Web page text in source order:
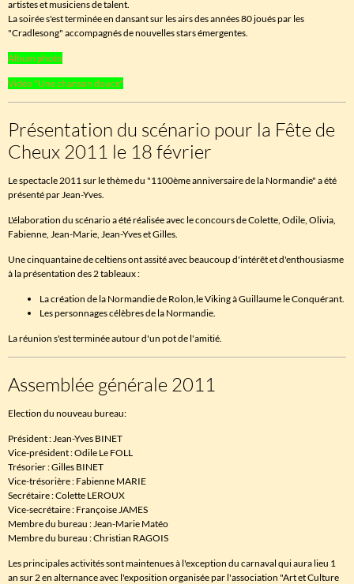
artistes et musiciens de talent.
La soirée s'est terminée en dansant sur les airs des années 80 joués par les
"Cradlesong" accompagnés de nouvelles stars émergentes.
Album photo
Vidéo "Une chanson douce"
Présentation du scénario pour la Fête de
Cheux 2011 le 18 février
Le spectacle 2011 sur le thème du "1100ème anniversaire de la Normandie" a été
présenté par Jean-Yves.
L'élaboration du scénario a été réalisée avec le concours de Colette, Odile, Olivia,
Fabienne, Jean-Marie, Jean-Yves et Gilles.
Une cinquantaine de celtiens ont assité avec beaucoup d'intérêt et d'enthousiasme
à la présentation des 2 tableaux :
La création de la Normandie de Rolon,le Viking à Guillaume le Conquérant.
Les personnages célèbres de la Normandie.
La réunion s'est terminée autour d'un pot de l'amitié.
Assemblée générale 2011
Election du nouveau bureau:
Président : Jean-Yves BINET
Vice-président : Odile Le FOLL
Trésorier : Gilles BINET
Vice-trésorière : Fabienne MARIE
Secrétaire : Colette LEROUX
Vice-secrétaire : Françoise JAMES
Membre du bureau : Jean-Marie Matéo
Membre du bureau : Christian RAGOIS
Les principales activités sont maintenues à l'exception du carnaval qui aura lieu 1
an sur 2 en alternance avec l'exposition organisée par l'association "Art et Culture